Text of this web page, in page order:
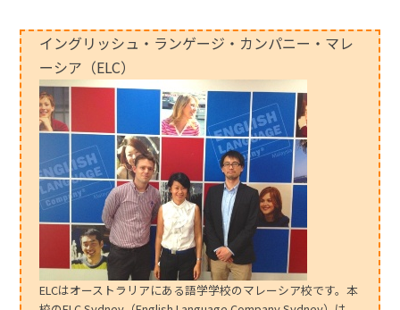
イングリッシュ・ランゲージ・カンパニー・マレ
ーシア（ELC）
ELCはオーストラリアにある語学学校のマレーシア校です。本